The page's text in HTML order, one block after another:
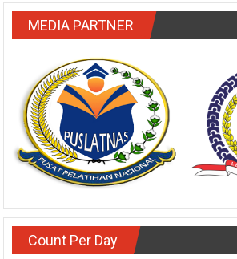
MEDIA PARTNER
Count Per Day